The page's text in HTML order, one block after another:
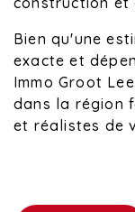
Bien qu'une
exacte et
Immo Groot
dans la région
et réalistes de